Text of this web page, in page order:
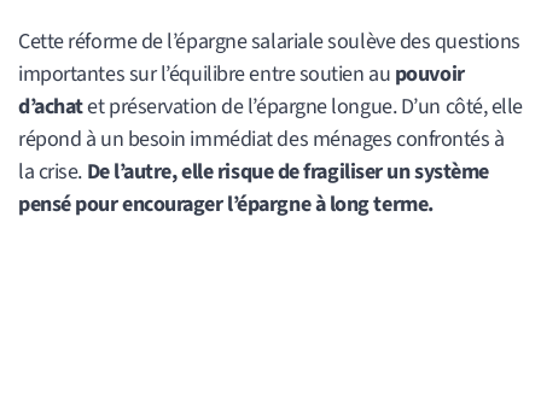
Cette réforme de l’épargne salariale soulève des questions
importantes sur l’équilibre entre soutien au pouvoir
d’achatet préservation de l’épargne longue. D’un côté, elle
répond à un besoin immédiat des ménages confrontés à
la crise. De l’autre, elle risque de fragiliser un système
pensé pour encourager l’épargne à long terme.